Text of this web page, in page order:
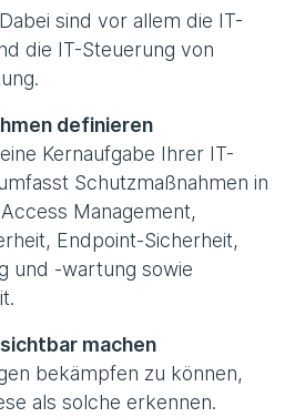
sind vor allem die IT-
die IT-Steuerung von
definieren
Kernaufgabe Ihrer IT-
Schutzmaßnahmen in
Management,
Endpoint-Sicherheit,
und -wartung sowie
machen
bekämpfen zu können,
als solche erkennen.